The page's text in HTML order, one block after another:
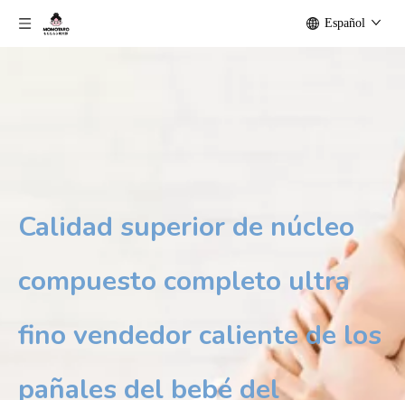
Español
Calidad superior de núcleo
compuesto completo ultra
fino vendedor caliente de los
pañales del bebé del